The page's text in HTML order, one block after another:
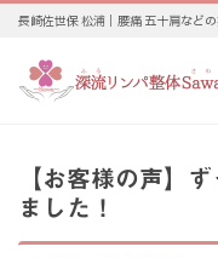
長崎佐世保 松浦｜腰痛 五十肩など
【お客様の声】
ました！